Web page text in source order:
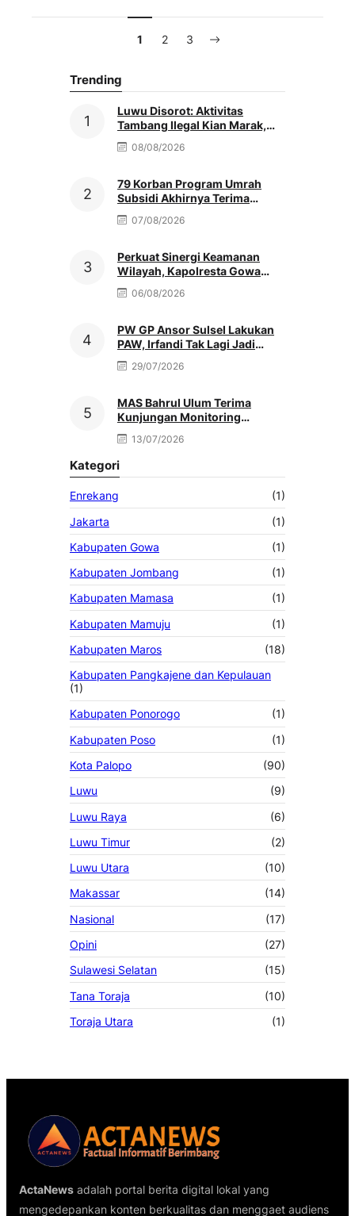
1 2 3
Trending
Luwu Disorot: Aktivitas
Tambang Ilegal Kian Marak,
Penegak Hukum Didesak
Bertindak
08/08/2026
79 Korban Program Umrah
Subsidi Akhirnya Terima
Refund Penuh, Nenek Sutinah
Tak Kuasa Menahan Haru
07/08/2026
Perkuat Sinergi Keamanan
Wilayah, Kapolresta Gowa
Baru Silaturahmi Ke Kediaman
Ketua PCNU
06/08/2026
PW GP Ansor Sulsel Lakukan
PAW, Irfandi Tak Lagi Jadi
Pengurus
29/07/2026
MAS Bahrul Ulum Terima
Kunjungan Monitoring
MATAMUDA Ketua Pokjawas
Madrasah Nasional
13/07/2026
Kategori
Enrekang
(1)
Jakarta
(1)
Kabupaten Gowa
(1)
Kabupaten Jombang
(1)
Kabupaten Mamasa
(1)
Kabupaten Mamuju
(1)
Kabupaten Maros
(18)
Kabupaten Pangkajene dan Kepulauan
(1)
Kabupaten Ponorogo
(1)
Kabupaten Poso
(1)
Kota Palopo
(90)
Luwu
(9)
Luwu Raya
(6)
Luwu Timur
(2)
Luwu Utara
(10)
Makassar
(14)
Nasional
(17)
Opini
(27)
Sulawesi Selatan
(15)
Tana Toraja
(10)
Toraja Utara
(1)
ActaNews adalah portal berita digital lokal yang
mengedepankan konten berkualitas dan menggaet audiens